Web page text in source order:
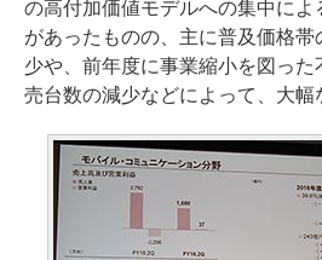
の高付加価値モデルへの集中に
があったものの、主に普及価格
少や、前年度に事業縮小を図った
売台数の減少などによって、大幅